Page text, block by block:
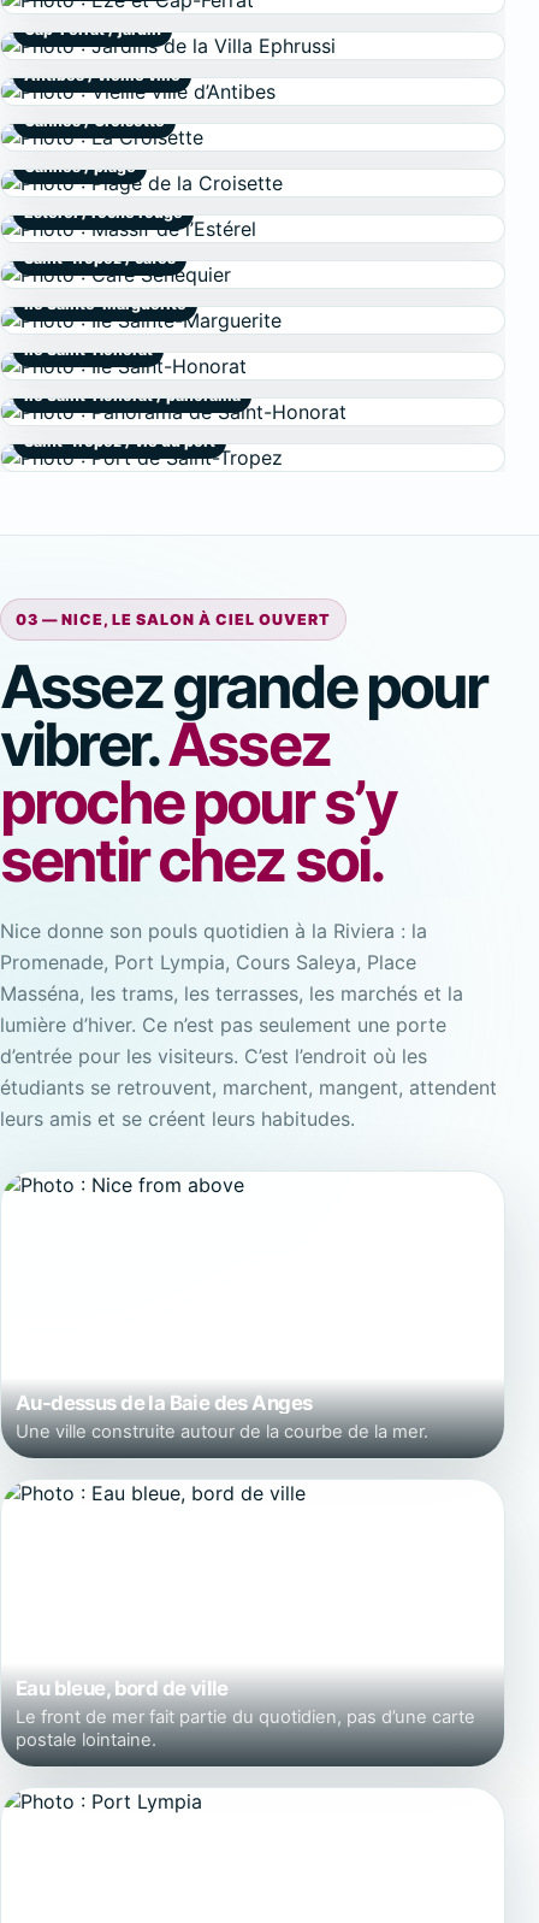
Cap-Ferrat / jardin
Antibes / vieille ville
Cannes / Croisette
Cannes / plage
Estérel / roche rouge
Saint-Tropez / cafés
Île Sainte-Marguerite
Île Saint-Honorat
Île Saint-Honorat / panorama
Saint-Tropez / vie du port
03 — NICE, LE SALON À CIEL OUVERT
Assez grande pour
vibrer.Assez
proche pour s’y
sentir chez soi.
Nice donne son pouls quotidien à la Riviera : la
Promenade, Port Lympia, Cours Saleya, Place
Masséna, les trams, les terrasses, les marchés et la
lumière d’hiver. Ce n’est pas seulement une porte
d’entrée pour les visiteurs. C’est l’endroit où les
étudiants se retrouvent, marchent, mangent, attendent
leurs amis et se créent leurs habitudes.
Au-dessus de la Baie des Anges
Une ville construite autour de la courbe de la mer.
Eau bleue, bord de ville
Le front de mer fait partie du quotidien, pas d’une carte
postale lointaine.